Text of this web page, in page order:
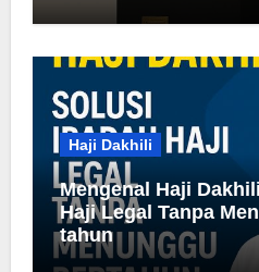
Haji Dakhili
Mengenal Haji
Haji Legal Tanpa
tahun